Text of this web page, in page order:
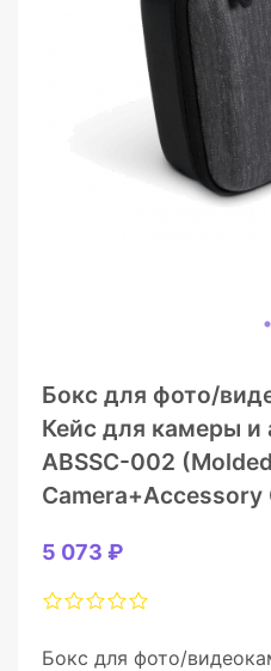
Бокс для фото/
Кейс для камеры и
ABSSC-002
Camera+Accessory
5 073 ₽
Бокс для фото/